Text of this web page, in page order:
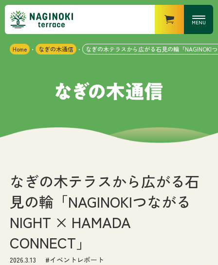
MENU
：11時〜15時（14時半
LO）
：17時〜21時（20時半
LO）
お知らせ
施設紹介
なぎの木通信
アクセス
Home ・ なぎの木通信 ・ なぎの木テラスから広がる石見の輪「NAGINOKI
なぎの木テラスから広がる石
見の輪「NAGINOKIつながる
NIGHT × HAMADA
CONNECT」
2026.3.13 #イベントレポート